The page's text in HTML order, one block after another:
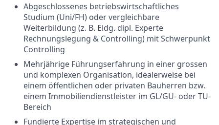
Abgeschlossenes betriebswirtschaftliches
Studium (Uni/FH) oder vergleichbare
Weiterbildung (z. B. Eidg. dipl. Experte
Rechnungslegung & Controlling) mit Schwerpunkt
Controlling
Mehrjährige Führungserfahrung in einer grossen
und komplexen Organisation, idealerweise bei
einem öffentlichen oder privaten Bauherren bzw.
einem Immobiliendienstleister im GL/GU- oder TU-
Bereich
Fundierte Expertise im strategischen und